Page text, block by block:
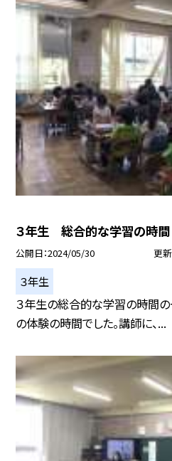
３年生 総合的な学習の時
公開日 2024/05/30 更
３年生
３年生の総合的な学習の時間の
の体験の時間でした。講師に、...